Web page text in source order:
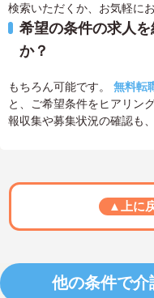
検索いただくか、お気軽に
希望の条件の求人
か？
もちろん可能です。 無料転
と、ご希望条件をヒアリン
報収集や募集状況の確認も
▲上に
他の条件で